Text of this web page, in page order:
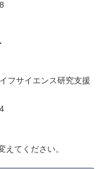
サイエンス研究支援
えてください。